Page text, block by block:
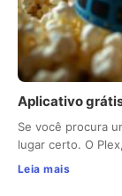
Aplicativo
Se você procura
lugar certo. O
Leia mais